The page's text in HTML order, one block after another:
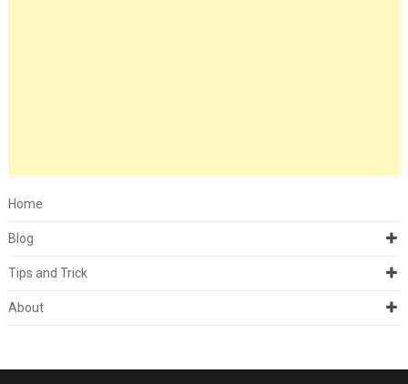
Home
Blog
Tips and Trick
About